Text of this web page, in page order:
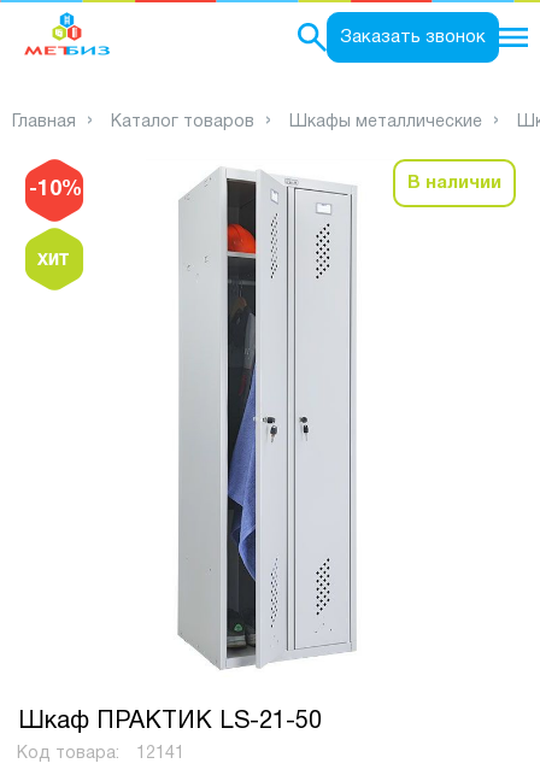
Заказать звонок
Главная Каталог товаров Шкафы металлические
-10% В наличии
Шкаф ПРАКТИК LS-21-50
Код товара: 12141